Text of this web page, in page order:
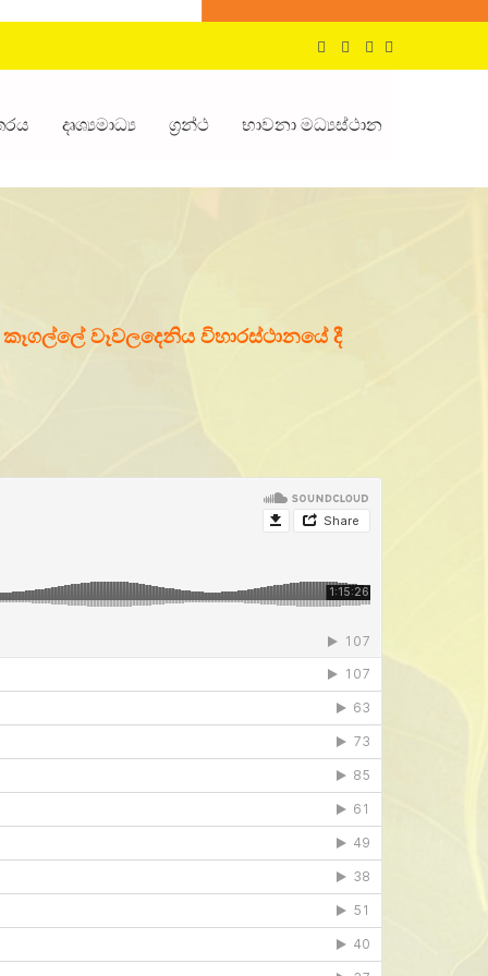
දෘශ්‍යමාධ්‍ය ග්‍රන්ථ භාවනා මධ්‍යස්ථාන
කෑගල්ලේ වෑවලදෙනිය විහාරස්ථානයේ දී